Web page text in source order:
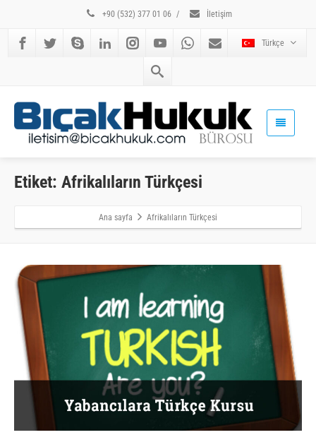
+90 (532) 377 01 06 / İletişim
Türkçe
Etiket: Afrikalıların Türkçesi
Ana sayfa Afrikalıların Türkçesi